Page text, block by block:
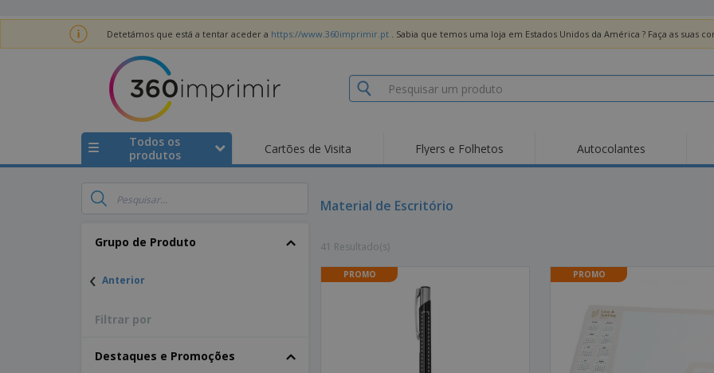
Detetámos que está a tentar aceder a https://www.360imprimir.pt . Sabia que temos uma loja em Estados Unidos da América ? Faça as suas
Todos os
produtos
Cartões de Visita Flyers e Folhetos Autocolantes
Grupo de Produto
‹ Anterior
Filtrar por
Destaques e Promoções
Material de Escritório
41 Resultado(s)
PROMO PROMO